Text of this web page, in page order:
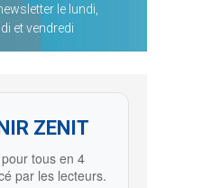
le lundi,
et vendredi
ZENIT
tous en 4
par les lecteurs.